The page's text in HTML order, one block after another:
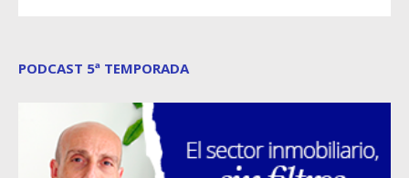
PODCAST 5ª TEMPORADA